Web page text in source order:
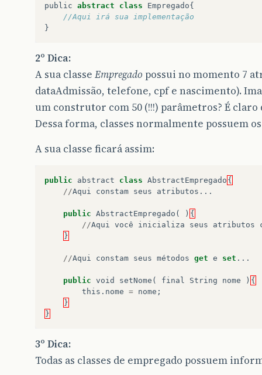
public abstract class Empregado{
//Aqui irá sua implementação
}
2º Dica:
A sua classe Empregado possui no momento 7
dataAdmissão, telefone, cpf e nascimento).
um construtor com 50 (!!!) parâmetros? É claro
Dessa forma, classes normalmente possuem
A sua classe ficará assim:
public abstract class AbstractEmpregado {
//Aqui constam seus atributos ...
public AbstractEmpregado ( ) {
//Aqui você inicializa seus atributos
}
//Aqui constam seus métodos get e set ...
public void setNome ( final String nome ) {
this . nome = nome ;
}
}
3º Dica:
Todas as classes de empregado possuem